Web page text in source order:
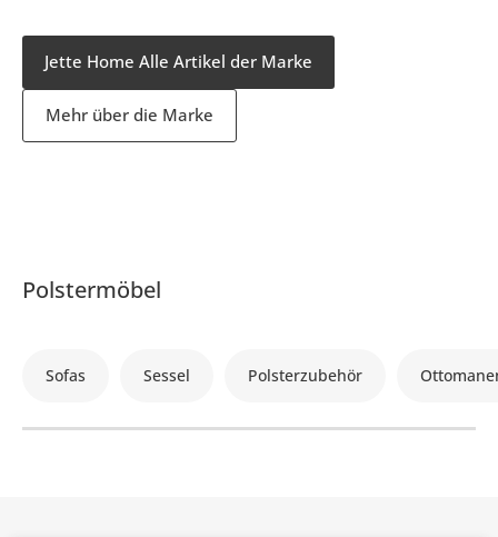
Jette Home Alle Artikel der Marke
Mehr über die Marke
Polstermöbel
Sofas Sessel Polsterzubehör